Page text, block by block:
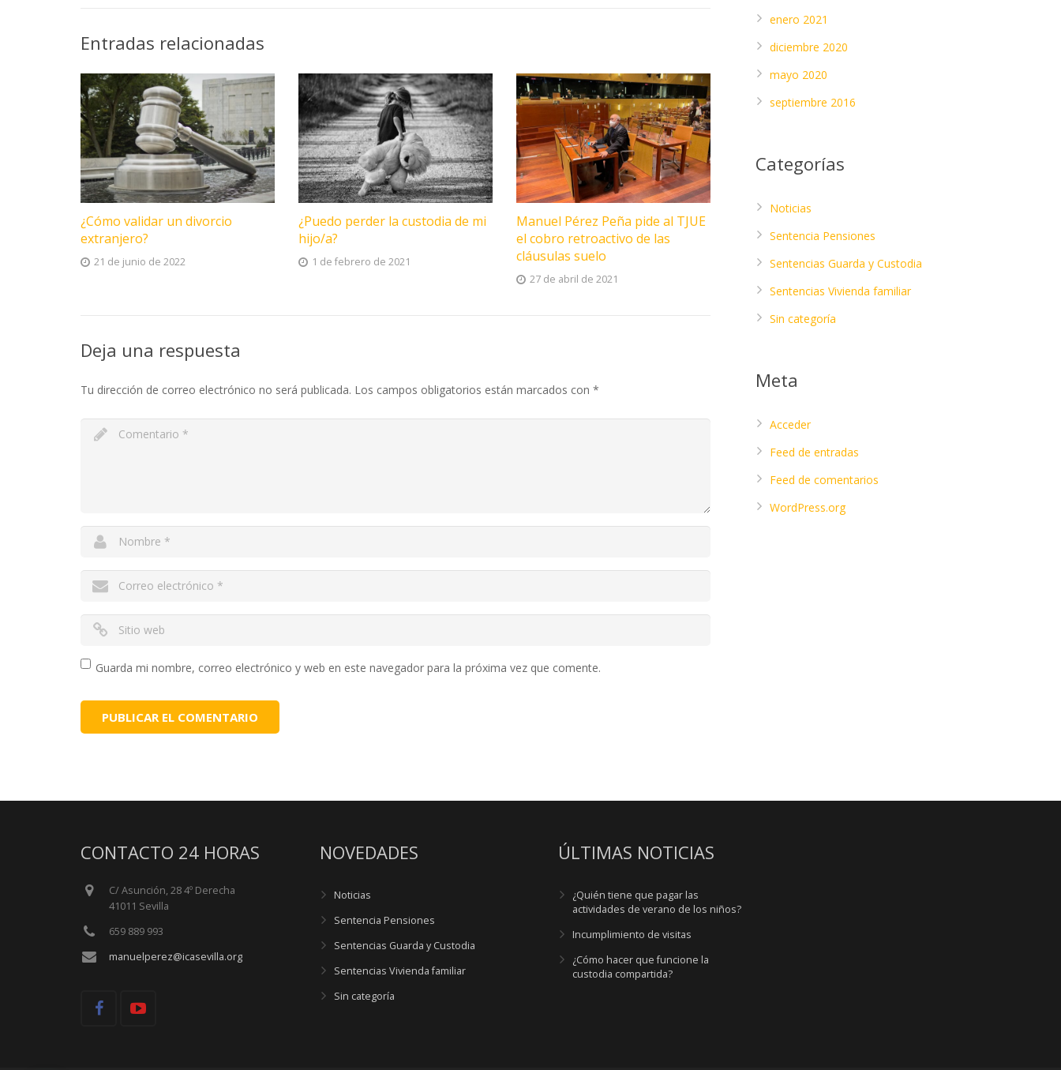
Entradas relacionadas
¿Cómo validar un divorcio
extranjero?
21 de junio de 2022
¿Puedo perder la custodia de mi
hijo/a?
1 de febrero de 2021
Manuel Pérez Peña pide al TJUE
el cobro retroactivo de las
cláusulas suelo
27 de abril de 2021
Deja una respuesta
Tu dirección de correo electrónico no será publicada. Los campos obligatorios están marcados con *
Guarda mi nombre, correo electrónico y web en este navegador para la próxima vez que comente.
enero 2021
diciembre 2020
mayo 2020
septiembre 2016
Categorías
Noticias
Sentencia Pensiones
Sentencias Guarda y Custodia
Sentencias Vivienda familiar
Sin categoría
Meta
Acceder
Feed de entradas
Feed de comentarios
WordPress.org
CONTACTO 24 HORAS
C/ Asunción, 28 4º Derecha
41011 Sevilla
659 889 993
manuelperez@icasevilla.org
NOVEDADES
Noticias
Sentencia Pensiones
Sentencias Guarda y Custodia
Sentencias Vivienda familiar
Sin categoría
ÚLTIMAS NOTICIAS
¿Quién tiene que pagar las
actividades de verano de los niños?
Incumplimiento de visitas
¿Cómo hacer que funcione la
custodia compartida?